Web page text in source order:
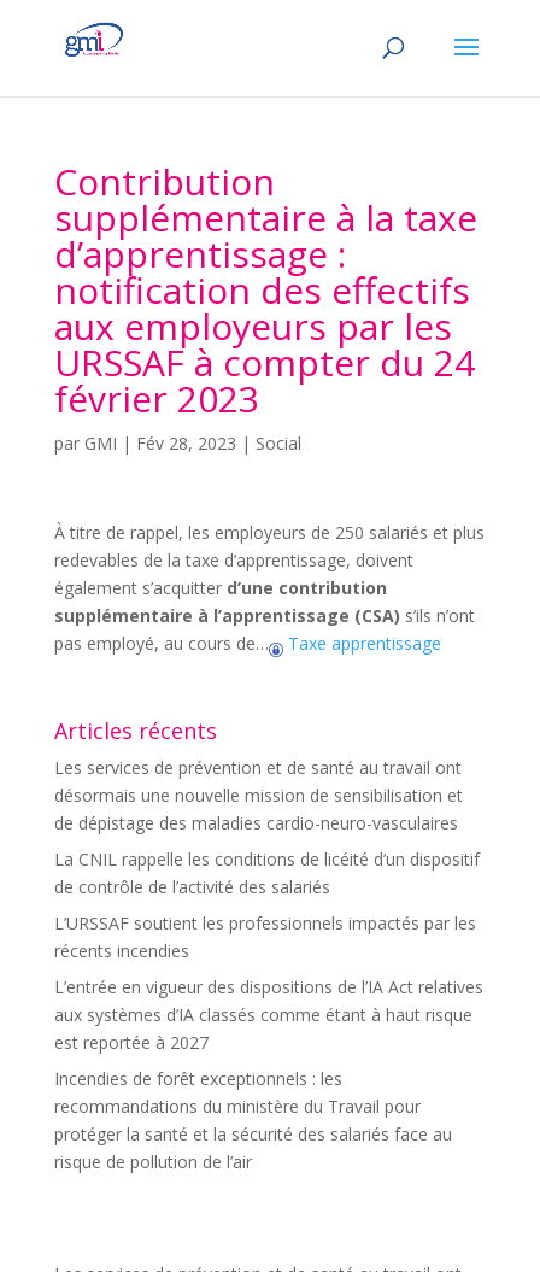
Contribution
supplémentaire à la taxe
d’apprentissage :
notification des effectifs
aux employeurs par les
URSSAF à compter du 24
février 2023
par GMI | Fév 28, 2023 | Social
À titre de rappel, les employeurs de 250 salariés et plus
redevables de la taxe d’apprentissage, doivent
également s’acquitter d’une contribution
supplémentaire à l’apprentissage (CSA) s’ils n’ont
pas employé, au cours de…
Taxe apprentissage
Articles récents
Les services de prévention et de santé au travail ont
désormais une nouvelle mission de sensibilisation et
de dépistage des maladies cardio-neuro-vasculaires
La CNIL rappelle les conditions de licéité d’un dispositif
de contrôle de l’activité des salariés
L’URSSAF soutient les professionnels impactés par les
récents incendies
L’entrée en vigueur des dispositions de l’IA Act relatives
aux systèmes d’IA classés comme étant à haut risque
est reportée à 2027
Incendies de forêt exceptionnels : les
recommandations du ministère du Travail pour
protéger la santé et la sécurité des salariés face au
risque de pollution de l’air